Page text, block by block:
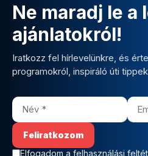
Ne maradj le a
ajánlatokról!
Iratkozz fel hírlevelünkre, és
programokról, inspiráló úti
Elfogadom a felhasználási